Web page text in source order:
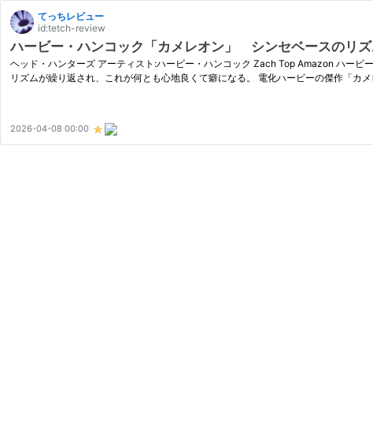
てっちレビュー
id:tetch-review
ハービー・ハンコック「カメレオン」 シンセベースのリ
ヘッド・ハンターズ アーティスト:ハービー・ハンコック Zach Top Amazon ハー
リズムが繰り返され、これが何とも心地良くて癖になる。 電化ハービーの傑作「カ
2026-04-08 00:00